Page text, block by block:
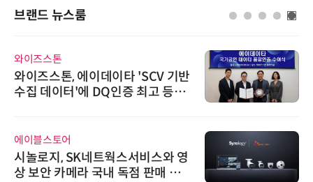
브랜드 뉴스룸
와이즈스톤
와이즈스톤, 에이데이타 'SCV 기반
수집 데이터'에 DQ인증 최고 등급
에이블스토어
시놀로지, SK네트웍스서비스와 영
상 보안 카메라 국내 독점 판매 파